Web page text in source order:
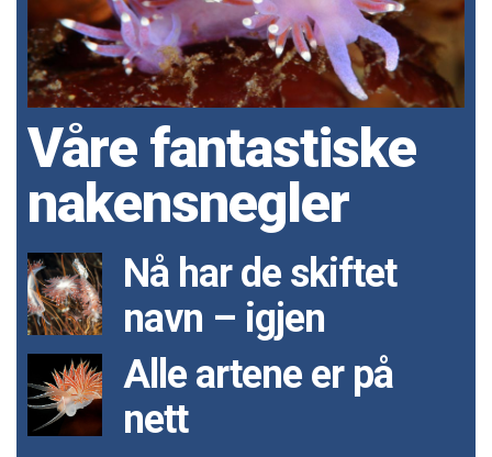
Våre fantastiske
nakensnegler
Nå har de skiftet
navn – igjen
Alle artene er på
nett